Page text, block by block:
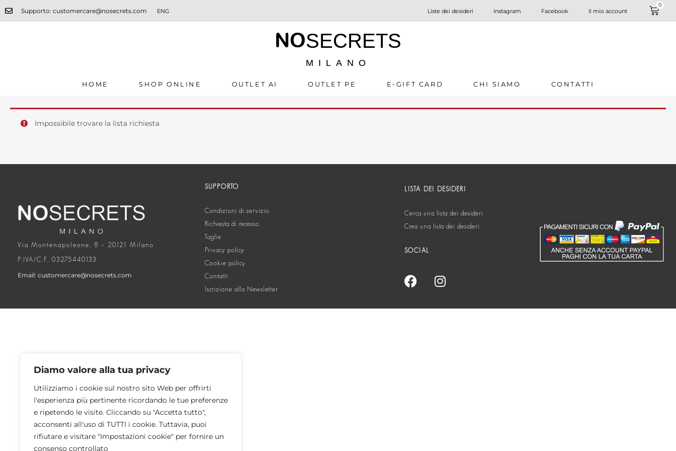
Diamo valore alla tua privacy
Utilizziamo i cookie sul nostro sito Web per offrirti
l'esperienza più pertinente ricordando le tue preferenze
e ripetendo le visite. Cliccando su "Accetta tutto",
acconsenti all'uso di TUTTI i cookie. Tuttavia, puoi
rifiutare e visitare "Impostazioni cookie" per fornire un
consenso controllato
Supporto: customercare@nosecrets.com ENG Liste dei desideri Instagram Facebook Il mio account
0
NOSECRETS
MILANO
HOME SHOP ONLINE OUTLET AI OUTLET PE E-GIFT CARD CHI SIAMO CONTATTI
Impossibile trovare la lista richiesta
Via Montenapoleone, 8 – 20121 Milano
P.IVA/C.F. 03275440133
Email: customercare@nosecrets.com
SUPPORTO
Condizioni di servizio
Richiesta di recesso
Taglie
Privacy policy
Cookie policy
Contatti
Iscrizione alla Newsletter
LISTA DEI DESIDERI
Cerca una lista dei desideri
Crea una lista dei desideri
SOCIAL